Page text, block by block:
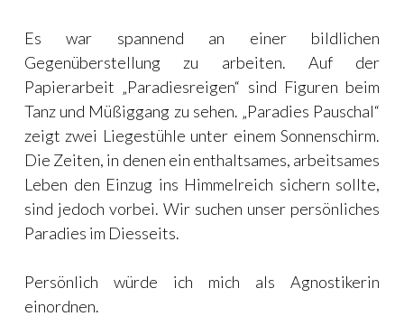
Es war spannend an einer bildlichen
Gegenüberstellung zu arbeiten. Auf der
Papierarbeit „Paradiesreigen“ sind Figuren beim
Tanz und Müßiggang zu sehen. „Paradies Pauschal“
zeigt zwei Liegestühle unter einem Sonnenschirm.
Die Zeiten, in denen ein enthaltsames, arbeitsames
Leben den Einzug ins Himmelreich sichern sollte,
sind jedoch vorbei. Wir suchen unser persönliches
Paradies im Diesseits.
Persönlich würde ich mich als Agnostikerin
einordnen.